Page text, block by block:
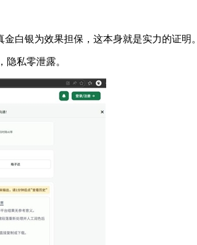
金白银为效果担保，这本身就是实力的证明。
私零泄露。